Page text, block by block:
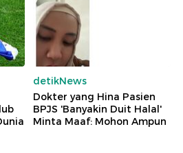
detikNews
Dokter yang Hina Pasien
BPJS 'Banyakin Duit Halal'
Minta Maaf: Mohon Ampun